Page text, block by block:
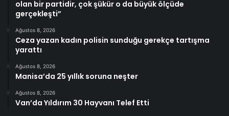
olan bir partidir, çok şükür o da büyük ölçüde
gerçekleşti”
Ağustos 8, 2026
Ceza yazan kadın polisin sunduğu gerekçe tartışma
yarattı
Ağustos 8, 2026
Manisa’da 25 yıllık soruna neşter
Ağustos 8, 2026
Van’da Yıldırım 30 Hayvanı Telef Etti